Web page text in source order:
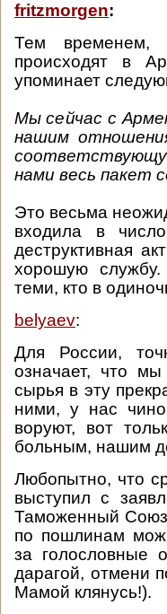
fritzmorgen:
Тем временем,
происходят в
упоминает
Мы сейчас с
нашим
нами весь пакет
Это весьма
входила в
деструктивная
хорошую
теми, кто в
belyaev:
Для России,
означает, что
сырья в эту
ними, у нас
воруют, вот
больным, нашим
Любопытно, что
выступил с
Таможенный Союз
по пошлинам
за голословные
дарагой, отмени
Мамой клянусь!).